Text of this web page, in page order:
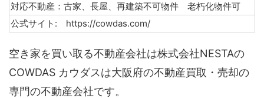
対応不動産：古家、長屋、再建築不可物件 老朽化物件可
公式サイト: https://cowdas.com/
空き家を買い取る不動産会社は株式会社NESTAの
COWDAS カウダスは大阪府の不動産買取・売却の
専門の不動産会社です。